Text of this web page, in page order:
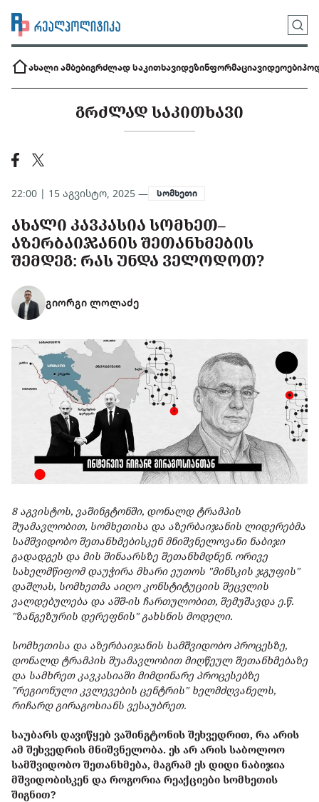
ახალი ამბებიგრძლად საკითხავიდეზინფორმაციავიდეოები
ᲒᲠᲫᲚᲐᲓ ᲡᲐᲙᲘᲗᲮᲐᲕᲘ
22:00 | 15 აგვისტო, 2025 — სომხეთი
ᲐᲮᲐᲚᲘ ᲙᲐᲕᲙᲐᲡᲘᲐ ᲡᲝᲛᲮᲔᲗ–
ᲐᲖᲔᲠᲑᲐᲘᲯᲐᲜᲘᲡ ᲨᲔᲗᲐᲜᲮᲛᲔᲑᲘᲡ
ᲨᲔᲛᲓᲔᲒ: ᲠᲐᲡ ᲣᲜᲓᲐ ᲕᲔᲚᲝᲓᲝᲗ?
გიორგი ლოლაძე
8 აგვისტოს, ვაშინგტონში, დონალდ ტრამპის
შუამავლობით, სომხეთისა და აზერბაიჯანის ლიდერებმა
სამშვიდობო შეთანხმებისკენ მნიშვნელოვანი ნაბიჯი
გადადგეს და მის შინაარსზე შეთანხმდნენ. ორივე
სახელმწიფომ დაუჭირა მხარი ეუთოს "მინსკის ჯგუფის"
დაშლას, სომხეთმა აიღო კონსტიტუციის შეცვლის
ვალდებულება და აშშ-ის ჩართულობით, შემუშავდა ე.წ.
"ზანგეზურის დერეფნის" გახსნის მოდელი.
სომხეთისა და აზერბაიჯანის სამშვიდობო პროცესზე,
დონალდ ტრამპის შუამავლობით მიღწეულ შეთანხმებაზე
და სამხრეთ კავკასიაში მიმდინარე პროცესებზე
"რეგიონული კვლევების ცენტრის" ხელმძღვანელს,
რიჩარდ გირაგოსიანს ვესაუბრეთ.
საუბარს დავიწყებ ვაშინგტონის შეხვედრით, რა არის
ამ შეხვედრის მნიშვნელობა. ეს არ არის საბოლოო
სამშვიდობო შეთანხმება, მაგრამ ეს დიდი ნაბიჯია
მშვიდობისკენ და როგორია რეაქციები სომხეთის
შიგნით?